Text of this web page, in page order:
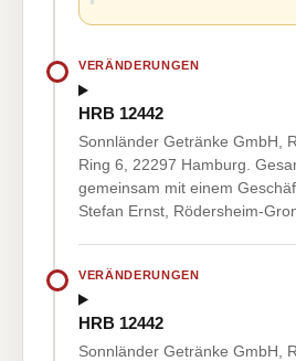
VERÄNDERUNGEN
HRB 12442
Sonnländer Getränke GmbH,
Ring 6, 22297 Hamburg.
gemeinsam mit einem
Stefan Ernst, Rödersheim-
VERÄNDERUNGEN
HRB 12442
Sonnländer Getränke GmbH,